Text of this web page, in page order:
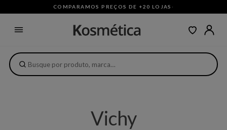
COMPARAMOS PREÇOS DE +20 LOJAS ·
Vichy